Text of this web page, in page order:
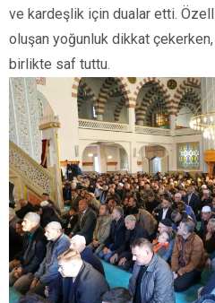
ve kardeşlik için dualar etti.
oluşan yoğunluk dikkat
birlikte saf tuttu.